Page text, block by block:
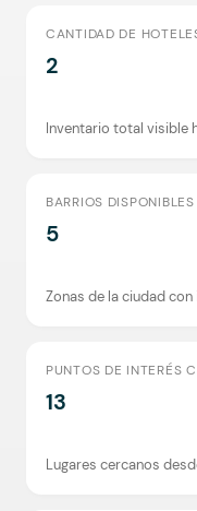
CANTIDAD DE
2
Inventario total visible
BARRIOS
5
Zonas de la ciudad
PUNTOS DE INTERÉS
13
Lugares cercanos